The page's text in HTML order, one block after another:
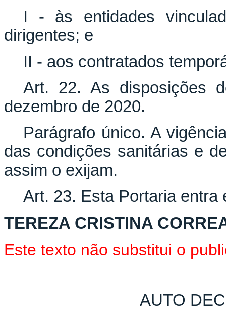
I - às entidades
dirigentes; e
II - aos contratados
Art. 22. As disposições
dezembro de 2020.
Parágrafo único. A
das condições sanitárias e
assim o exijam.
Art. 23. Esta Portaria entra
TEREZA CRISTINA
Este texto não substitui o
AUTO